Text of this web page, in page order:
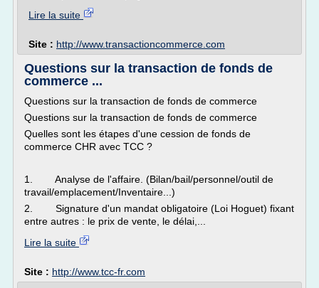
Lire la suite
Site : http://www.transactioncommerce.com
Questions sur la transaction de fonds de
commerce ...
Questions sur la transaction de fonds de commerce
Questions sur la transaction de fonds de commerce
Quelles sont les étapes d'une cession de fonds de
commerce CHR avec TCC ?
1. Analyse de l'affaire. (Bilan/bail/personnel/outil de
travail/emplacement/Inventaire...)
2. Signature d'un mandat obligatoire (Loi Hoguet) fixant
entre autres : le prix de vente, le délai,...
Lire la suite
Site : http://www.tcc-fr.com